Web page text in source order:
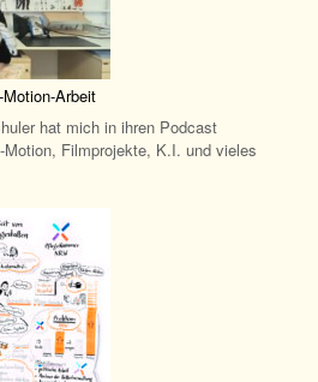
Arbeit
hat mich in ihren Podcast
Filmprojekte, K.I. und vieles